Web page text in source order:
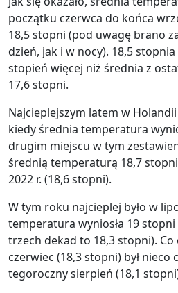
początku czerwca do końca
18,5 stopni (pod uwagę brano
dzień, jak i w nocy). 18,5
stopień więcej niż średnia z
17,6 stopni.
Najcieplejszym latem w
kiedy średnia temperatura
drugim miejscu w tym
średnią temperaturą 18,7
2022 r. (18,6 stopni).
W tym roku najcieplej było w
temperatura wyniosła 19
trzech dekad to 18,3 stopni).
czerwiec (18,3 stopni) był nieco
tegoroczny sierpień (18,1